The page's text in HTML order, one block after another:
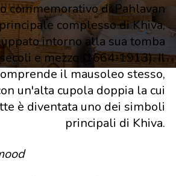
commemorativo di Pahlavan
complesso di Khiva,
intorno alla sua tomba
e mezzo (1664-1913). Il
il mausoleo stesso,
un'alta cupola doppia la cui
è diventata uno dei simboli
principali di Khiva.